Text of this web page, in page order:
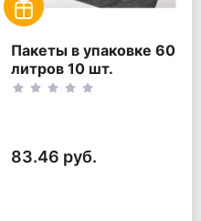
Пакеты в упаковке 60
литров 10 шт.
(10шт*3рул)
83.46 руб.